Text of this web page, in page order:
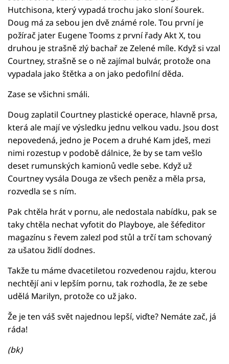
Hutchisona, který vypadá trochu jako sloní šourek.
Doug má za sebou jen dvě známé role. Tou první je
požírač jater Eugene Tooms z první řady Akt X, tou
druhou je strašně zlý bachař ze Zelené míle. Když si vzal
Courtney, strašně se o ně zajímal bulvár, protože ona
vypadala jako štětka a on jako pedofilní děda.
Zase se všichni smáli.
Doug zaplatil Courtney plastické operace, hlavně prsa,
která ale mají ve výsledku jednu velkou vadu. Jsou dost
nepovedená, jedno je Pocem a druhé Kam jdeš, mezi
nimi rozestup v podobě dálnice, že by se tam vešlo
deset rumunských kamionů vedle sebe. Když už
Courtney vysála Douga ze všech peněz a měla prsa,
rozvedla se s ním.
Pak chtěla hrát v pornu, ale nedostala nabídku, pak se
taky chtěla nechat vyfotit do Playboye, ale šéfeditor
magazínu s řevem zalezl pod stůl a trčí tam schovaný
za ušatou židlí dodnes.
Takže tu máme dvacetiletou rozvedenou rajdu, kterou
nechtějí ani v lepším pornu, tak rozhodla, že ze sebe
udělá Marilyn, protože co už jako.
Že je ten váš svět najednou lepší, viďte? Nemáte zač, já
ráda!
(bk)